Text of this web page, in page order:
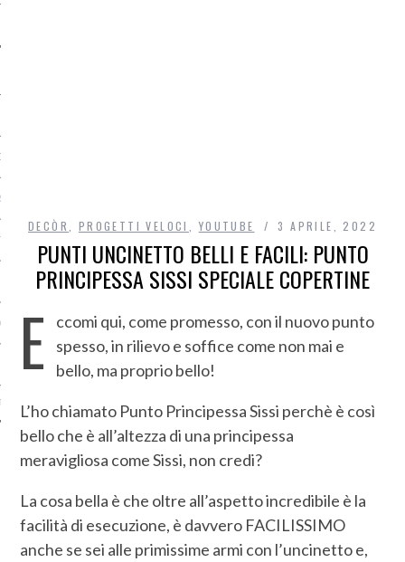
DI ACCESSO AI DATI
DECÒR PROGETTI VELOCI YOUTUBE 3 APRILE, 2022
PUNTI UNCINETTO BELLI E FACILI: PUNTO
PRINCIPESSA SISSI SPECIALE COPERTINE
E
ccomi qui, come promesso, con il nuovo punto
spesso, in rilievo e soffice come non mai e
bello, ma proprio bello!
L’ho chiamato Punto Principessa Sissi perchè è così
bello che è all’altezza di una principessa
meravigliosa come Sissi, non credi?
La cosa bella è che oltre all’aspetto incredibile è la
facilità di esecuzione, è davvero FACILISSIMO
anche se sei alle primissime armi con l’uncinetto e,